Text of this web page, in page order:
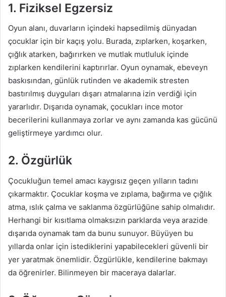
1. Fiziksel Egzersiz
Oyun alanı, duvarların içindeki hapsedilmiş dünyadan
çocuklar için bir kaçış yolu. Burada, zıplarken, koşarken,
çığlık atarken, bağırırken ve mutlak mutluluk içinde
zıplarken kendilerini kaptırırlar. Oyun oynamak, ebeveyn
baskısından, günlük rutinden ve akademik stresten
bastırılmış duyguları dışarı atmalarına izin verdiği için
yararlıdır. Dışarıda oynamak, çocukları ince motor
becerilerini kullanmaya zorlar ve aynı zamanda kas gücünü
geliştirmeye yardımcı olur.
2. Özgürlük
Çocukluğun temel amacı kaygısız geçen yılların tadını
çıkarmaktır. Çocuklar koşma ve zıplama, bağırma ve çığlık
atma, ıslık çalma ve saklanma özgürlüğüne sahip olmalıdır.
Herhangi bir kısıtlama olmaksızın parklarda veya arazide
dışarıda oynamak tam da bunu sunuyor. Büyüyen bu
yıllarda onlar için istediklerini yapabilecekleri güvenli bir
yer yaratmak önemlidir. Özgürlükle, kendilerine bakmayı
da öğrenirler. Bilinmeyen bir maceraya dalarlar.